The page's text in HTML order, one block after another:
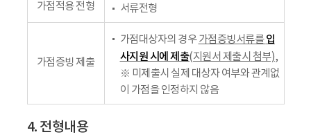
가점적용 전형 서류전형
가점증빙 제출
가점대상자의 경우가점증빙서류를입
사지원 시에 제출(지원서 제출시 첨부),
※ 미제출시 실제 대상자 여부와 관계없
이 가점을 인정하지 않음
4. 전형내용